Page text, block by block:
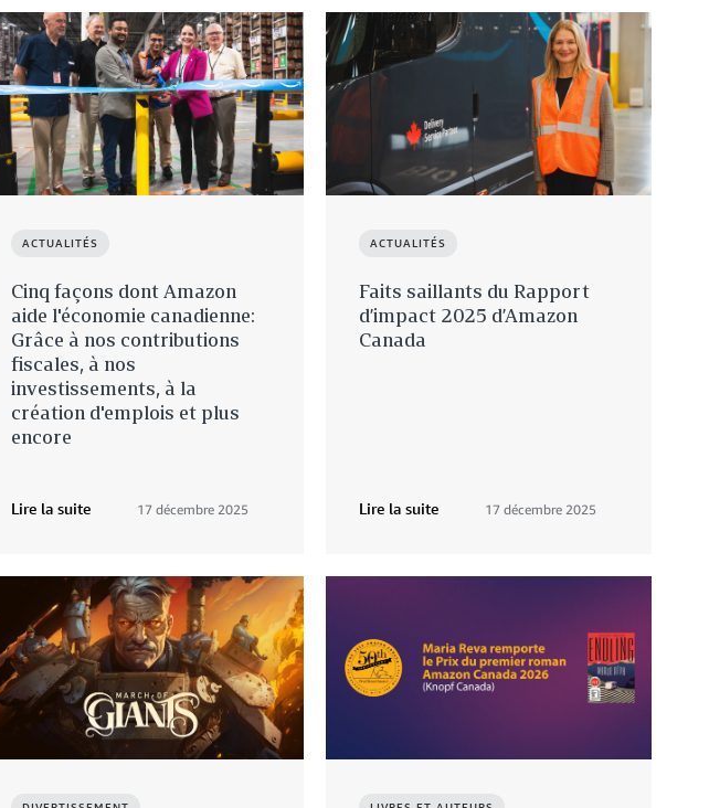
ACTUALITÉS
Cinq façons dont Amazon
aide l'économie canadienne:
Grâce à nos contributions
fiscales, à nos
investissements, à la
création d'emplois et plus
encore
Lire la suite 17 décembre 2025
ACTUALITÉS
Faits saillants du Rapport
d’impact 2025 d’Amazon
Canada
Lire la suite 17 décembre 2025